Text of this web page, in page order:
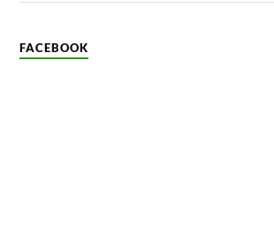
FACEBOOK